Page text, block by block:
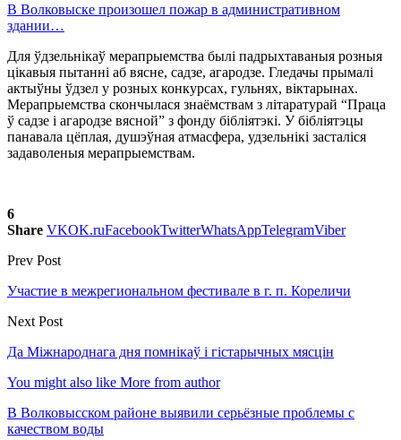
В Волковыске произошел пожар в административном
здании…
Для ўдзельнікаў мерапрыемства былі падрыхтаваныя розныя
цікавыя пытанні аб вясне, садзе, агародзе. Гледачы прымалі
актыўны ўдзел у розных конкурсах, гульнях, віктарынах.
Мерапрыемства скончылася знаёмствам з літаратурай “Праца
ў садзе і агародзе вясной” з фонду бібліятэкі. У бібліятэцы
панавала цёплая, душэўная атмасфера, удзельнікі засталіся
задаволеныя мерапрыемствам.
6
Share VKOK.ruFacebookTwitterWhatsAppTelegramViber
Prev Post
Участие в межрегиональном фестивале в г. п. Кореличи
Next Post
Да Міжнароднага дня помнікаў і гістарычных мясцін
You might also like More from author
В Волковысском районе выявили серьёзные проблемы с
качеством воды